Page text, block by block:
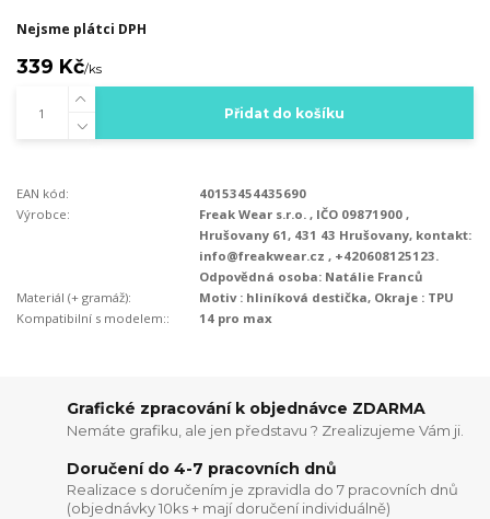
Nejsme plátci DPH
339 Kč/ks
Přidat do košíku
EAN kód:
40153454435690
Výrobce:
Freak Wear s.r.o. , IČO 09871900 ,
Hrušovany 61, 431 43 Hrušovany, kontakt:
info@freakwear.cz , +420608125123.
Odpovědná osoba: Natálie Franců
Materiál (+ gramáž):
Motiv : hliníková destička, Okraje : TPU
Kompatibilní s modelem::
14 pro max
Grafické zpracování k objednávce ZDARMA
Nemáte grafiku, ale jen představu ? Zrealizujeme Vám ji.
Doručení do 4-7 pracovních dnů
Realizace s doručením je zpravidla do 7 pracovních dnů
(objednávky 10ks + mají doručení individuálně)